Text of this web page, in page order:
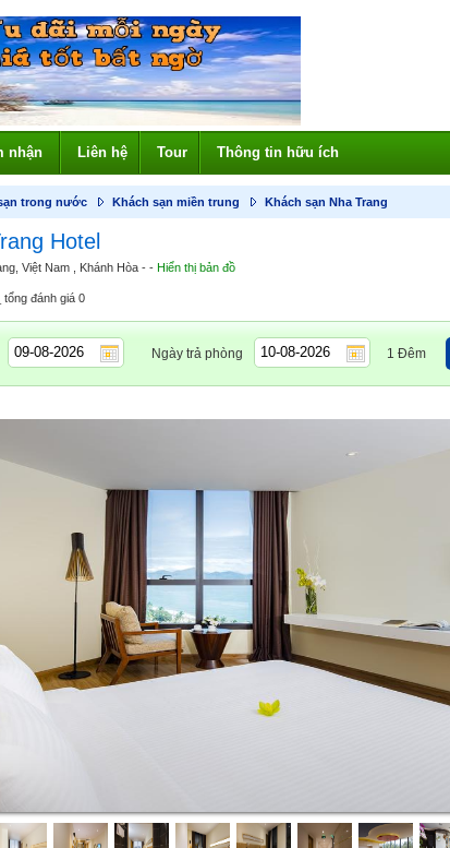
nhận Liên hệ Tour Thông tin hữu ích
trong nước Khách sạn miền trung Khách sạn Nha Trang
Hotel
Việt Nam , Khánh Hòa - - Hiển thị bản đồ
tổng đánh giá 0
Ngày trả phòng 1 Đêm